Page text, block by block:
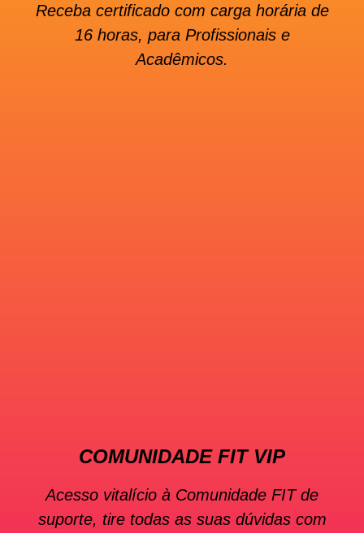
Receba certificado com carga horária de
16 horas, para Profissionais e
Acadêmicos.
COMUNIDADE FIT VIP
Acesso vitalício à Comunidade FIT de
suporte, tire todas as suas dúvidas com